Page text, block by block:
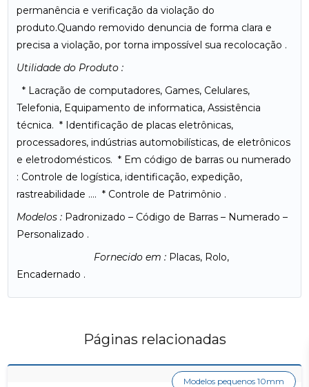
permanência e verificação da violação do
produto.Quando removido denuncia de forma clara e
precisa a violação, por torna impossível sua recolocação .
Utilidade do Produto :
* Lacração de computadores, Games, Celulares,
Telefonia, Equipamento de informatica, Assistência
técnica. * Identificação de placas eletrônicas,
processadores, indústrias automobilísticas, de eletrônicos
e eletrodomésticos. * Em código de barras ou numerado
: Controle de logística, identificação, expedição,
rastreabilidade …. * Controle de Patrimônio .
Modelos : Padronizado – Código de Barras – Numerado –
Personalizado .
Fornecido em : Placas, Rolo,
Encadernado .
Páginas relacionadas
Modelos pequenos 10mm